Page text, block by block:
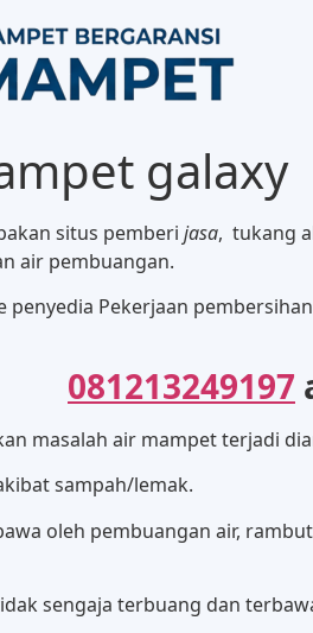
galaxy
situs pemberi jasa, tukang
air pembuangan.
penyedia Pekerjaan
081213249197
masalah air mampet terjadi
sampah/lemak.
oleh pembuangan air,
sengaja terbuang dan